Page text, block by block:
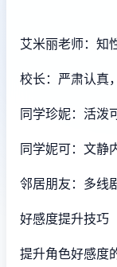
艾米丽老师：知
校长：严肃认真
同学珍妮：活泼
同学妮可：文静
邻居朋友：多线
好感度提升技巧
提升角色好感度